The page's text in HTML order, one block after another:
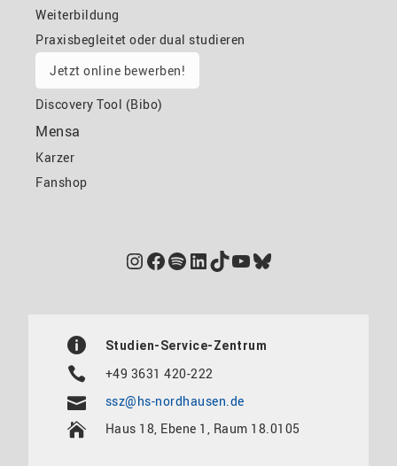
Weiterbildung
Praxisbegleitet oder dual studieren
Jetzt online bewerben!
Discovery Tool (Bibo)
Mensa
Karzer
Fanshop
Instagram
Facebook
Spotify
LinkedIn
TikTok
YouTube
Bluesky
Studien-Service-Zentrum
+49 3631 420-222
ssz@hs-nordhausen.de
Haus 18, Ebene 1, Raum 18.0105